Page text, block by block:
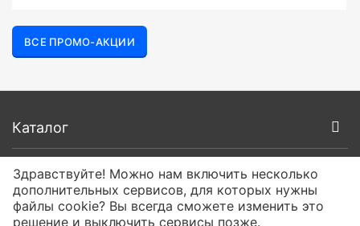
ВСЕ ПРОМО-АКЦИИ
Каталог
Покупателям
О компании
Здравствуйте! Можно нам включить несколько
дополнительных сервисов, для которых нужны
файлы cookie? Вы всегда сможете изменить это
решение и выключить сервисы позже.